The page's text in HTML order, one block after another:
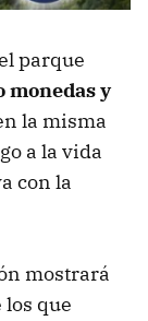
parque
monedas y
la misma
a la vida
con la
mostrará
que